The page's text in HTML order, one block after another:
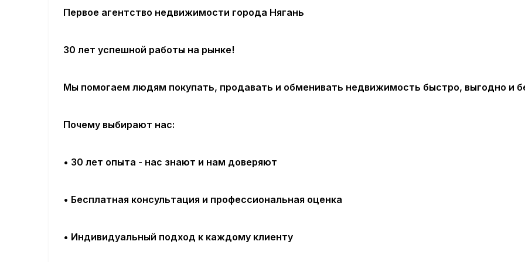
Первое агентство недвижимости города Нягань
30 лет успешной работы на рынке!
Мы помогаем людям покупать, продавать и обменивать недвижимость быстро, выгодно и
Почему выбирают нас:
• 30 лет опыта - нас знают и нам доверяют
• Бесплатная консультация и профессиональная оценка
• Индивидуальный подход к каждому клиенту